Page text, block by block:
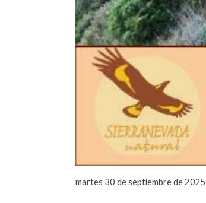
martes 30 de septiembre de 2025